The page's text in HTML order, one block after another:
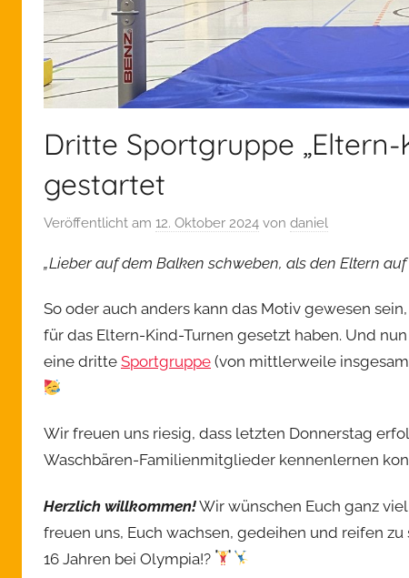
Dritte Sportgruppe
gestartet
Veröffentlicht am 12. Oktober 2024 von daniel
„Lieber auf dem Balken schweben, als den Eltern
So oder auch anders kann das Motiv gewesen
für das Eltern-Kind-Turnen gesetzt haben. Und
eine dritte Sportgruppe (von mittlerweile
Wir freuen uns riesig, dass letzten Donnerstag
Waschbären-Familienmitglieder kennenlernen
Herzlich willkommen!Wir wünschen Euch ganz
freuen uns, Euch wachsen, gedeihen und reifen
16 Jahren bei Olympia!?